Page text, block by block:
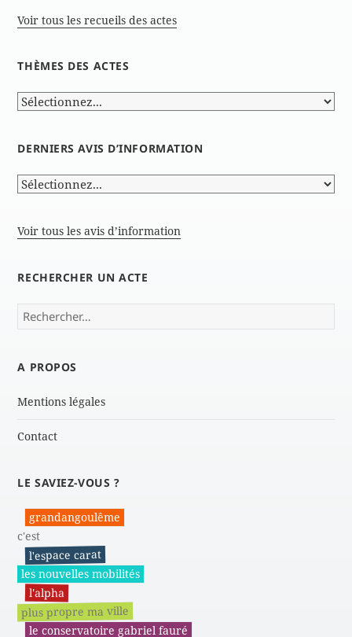
Voir tous les recueils des actes
THÈMES DES ACTES
DERNIERS AVIS D’INFORMATION
Voir tous les avis d’information
RECHERCHER UN ACTE
Rechercher :
A PROPOS
Mentions légales
Contact
LE SAVIEZ-VOUS ?
grandangoulême
c'est
l'espace carat
les nouvelles mobilités
l'alpha
plus propre ma ville
le conservatoire gabriel fauré